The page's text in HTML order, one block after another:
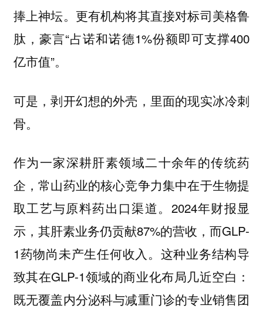
捧上神坛。更有机构将其直接对标司美格鲁
肽，豪言“占诺和诺德1%份额即可支撑400
亿市值”。
可是，剥开幻想的外壳，里面的现实冰冷刺
骨。
作为一家深耕肝素领域二十余年的传统药
企，常山药业的核心竞争力集中在于生物提
取工艺与原料药出口渠道。2024年财报显
示，其肝素业务仍贡献87%的营收，而GLP-
1药物尚未产生任何收入。这种业务结构导
致其在GLP-1领域的商业化布局几近空白：
既无覆盖内分泌科与减重门诊的专业销售团